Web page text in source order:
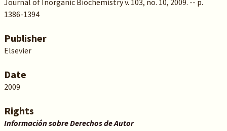
Journal of Inorganic Biochemistry v. 103, no. 10, 2009. -- p.
1386-1394
Publisher
Elsevier
Date
2009
Rights
Información sobre Derechos de Autor